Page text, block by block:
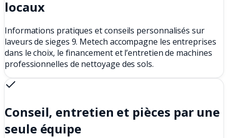
locaux
Informations pratiques et conseils personnalisés sur
laveurs de sieges 9. Metech accompagne les entreprises
dans le choix, le financement et l’entretien de machines
professionnelles de nettoyage des sols.
Conseil, entretien et pièces par une
seule équipe